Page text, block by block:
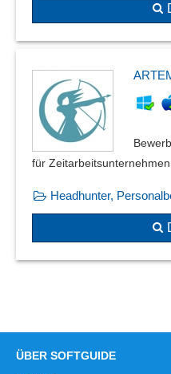
für
Headhunter,
ÜBER SOFTGUIDE